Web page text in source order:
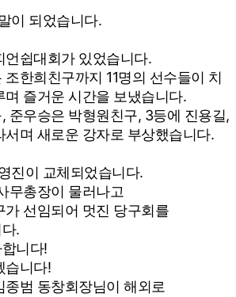
이 되었습니다.
쉽대회가 있었습니다.
한희친구까지 11명의 선수들이 치
며 즐거운 시간을 보냈습니다.
준우승은 박형원친구, 3등에 진용길,
서며 새로운 강자로 부상했습니다.
진이 교체되었습니다.
무총장이 물러나고
가 선임되어 멋진 당구회를
.
니다!
습니다!
종범 동창회장님이 해외로